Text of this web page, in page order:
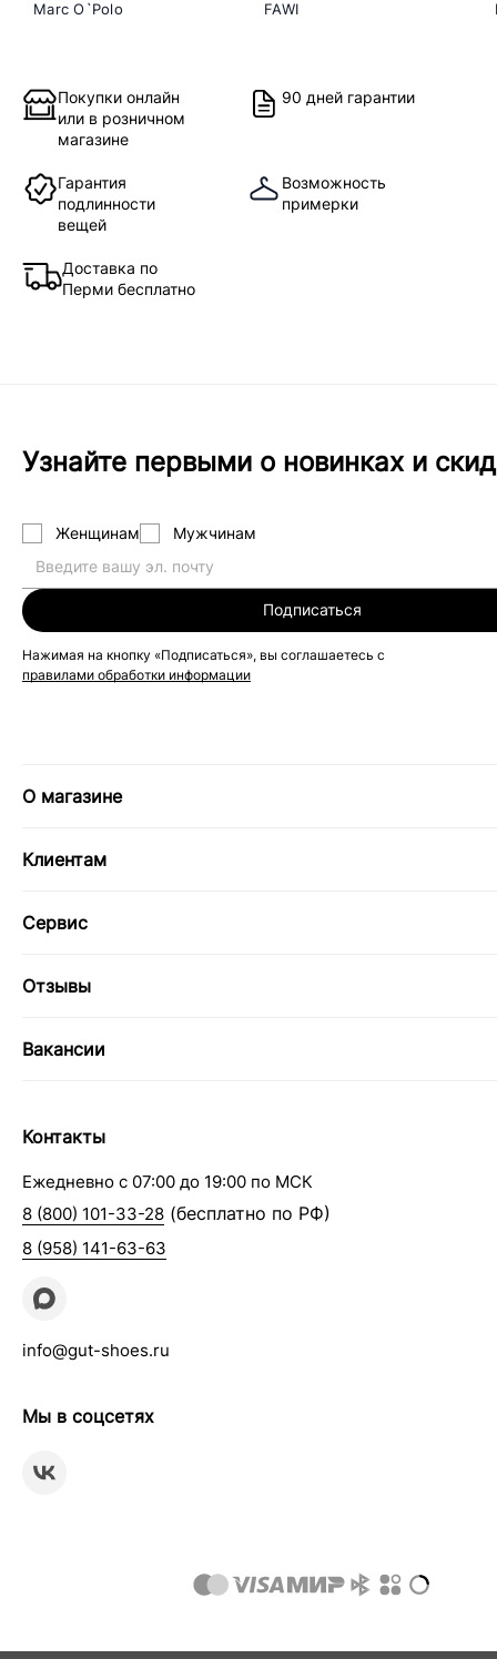
Marc O`Polo FAWI
Покупки онлайн
или в розничном
магазине
90 дней гарантии
Гарантия
подлинности
вещей
Возможность
примерки
Доставка по
Перми бесплатно
Узнайте первыми о новинках и
Женщинам Мужчинам
Подписаться
Нажимая на кнопку «Подписаться», вы соглашаетесь с
правилами обработки информации
О магазине
Клиентам
Сервис
Отзывы
Вакансии
Контакты
Ежедневно с 07:00 до 19:00 по МСК
8 (800) 101-33-28 (бесплатно по РФ)
8 (958) 141-63-63
info@gut-shoes.ru
Мы в соцсетях